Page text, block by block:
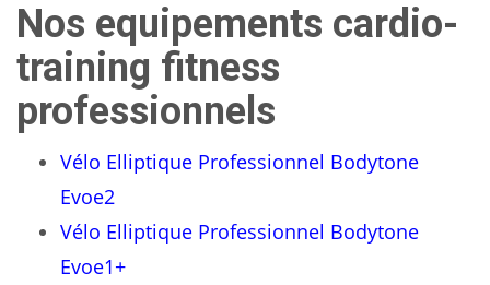
Nos equipements cardio-
training fitness
professionnels
Vélo Elliptique Professionnel Bodytone
Evoe2
Vélo Elliptique Professionnel Bodytone
Evoe1+